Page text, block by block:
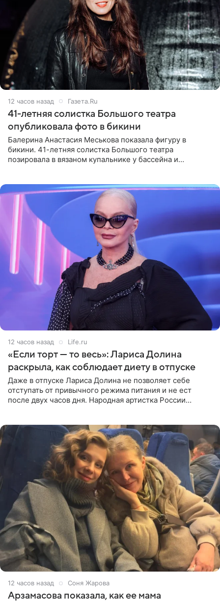
12 часов назад Газета.Ru
41-летняя солистка Большого театра
опубликовала фото в бикини
Балерина Анастасия Меськова показала фигуру в
бикини. 41-летняя солистка Большого театра
позировала в вязаном купальнике у бассейна и
12 часов назад Life.ru
«Если торт — то весь»: Лариса Долина
раскрыла, как соблюдает диету в отпуске
Даже в отпуске Лариса Долина не позволяет себе
отступать от привычного режима питания и не ест
после двух часов дня. Народная артистка России
12 часов назад Соня Жарова
Арзамасова показала, как ее мама